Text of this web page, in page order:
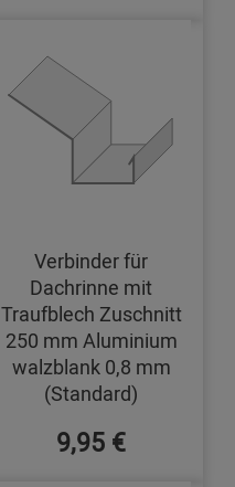
Verbinder für
Dachrinne mit
Traufblech Zuschnitt
250 mm Aluminium
walzblank 0,8 mm
(Standard)
9,95 €